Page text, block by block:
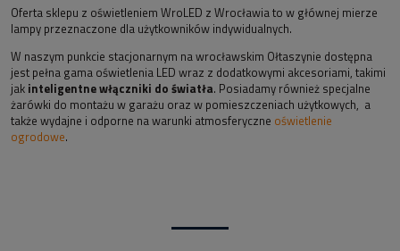
Oferta sklepu z oświetleniem WroLED z Wrocławia to w głównej mierze
lampy przeznaczone dla użytkowników indywidualnych.
W naszym punkcie stacjonarnym na wrocławskim Ołtaszynie dostępna
jest pełna gama oświetlenia LED wraz z dodatkowymi akcesoriami, takimi
jak inteligentne włączniki do światła. Posiadamy również specjalne
żarówki do montażu w garażu oraz w pomieszczeniach użytkowych, a
także wydajne i odporne na warunki atmosferyczne oświetlenie
ogrodowe.